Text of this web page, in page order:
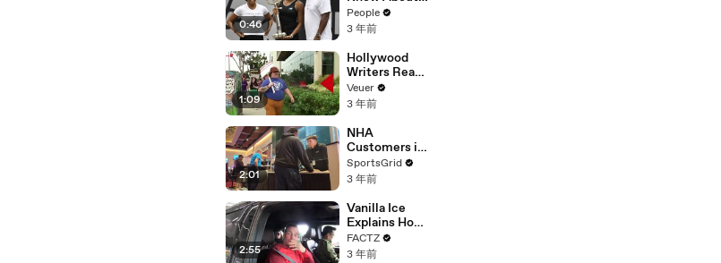
0:46
Coco Gauff's
Parents
People
3 年前
1:09
Hollywood
Writers Reach
‘Tentative
Agreement’
After 146 Day
Strike
Veuer
3 年前
2:01
NHA
Customers in
Limbo as
Company
Potential
Merger
SportsGrid
3 年前
2:55
Vanilla Ice
Explains How
the 90’s
Shaped
FACTZ
3 年前